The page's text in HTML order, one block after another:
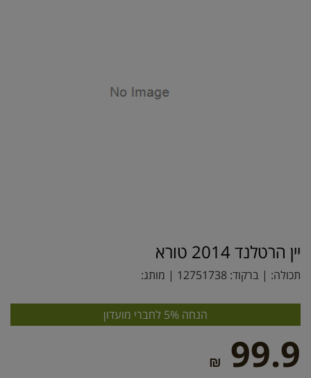
יין הרטלנד 2014 טורא
תכולה: | ברקוד: 12751738 | מותג:
הנחה 5% לחברי מועדון
99.9
₪